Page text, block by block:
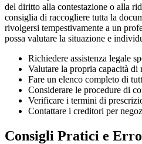
del diritto alla contestazione o alla
consiglia di raccogliere tutta la
rivolgersi tempestivamente a un
possa valutare la situazione e
Richiedere assistenza legale
Valutare la propria capacità di
Fare un elenco completo di
Considerare le procedure di
Verificare i termini di
Contattare i creditori per
Consigli Pratici e